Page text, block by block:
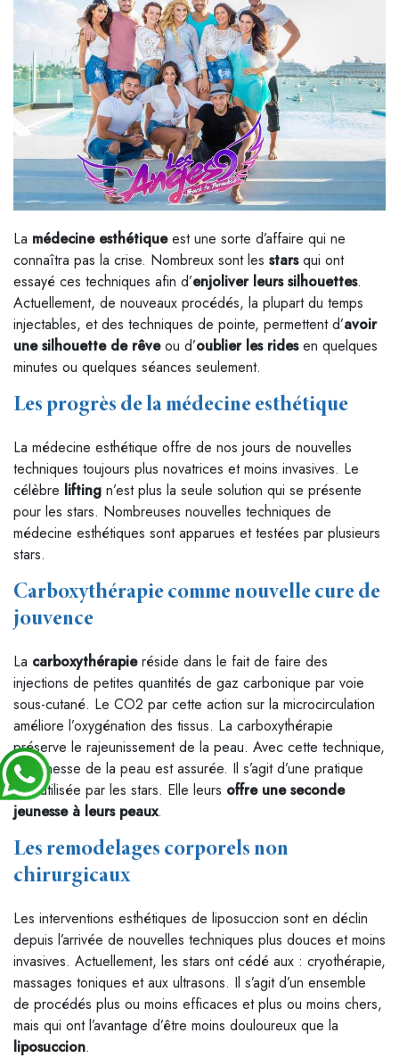
La médecine esthétiqueest une sorte d’affaire qui ne
connaîtra pas la crise. Nombreux sont les starsqui ont
essayé ces techniques afin d’enjoliver leurs silhouettes.
Actuellement, de nouveaux procédés, la plupart du temps
injectables, et des techniques de pointe, permettent d’avoir
une silhouette de rêveou d’oublier les ridesen quelques
minutes ou quelques séances seulement.
Les progrès de la médecine esthétique
La médecine esthétique offre de nos jours de nouvelles
techniques toujours plus novatrices et moins invasives. Le
célèbre lifting n’est plus la seule solution qui se présente
pour les stars. Nombreuses nouvelles techniques de
médecine esthétiques sont apparues et testées par plusieurs
stars.
Carboxythérapie comme nouvelle cure de
jouvence
La carboxythérapieréside dans le fait de faire des
injections de petites quantités de gaz carbonique par voie
sous-cutané. Le CO2 par cette action sur la microcirculation
améliore l’oxygénation des tissus. La carboxythérapie
préserve le rajeunissement de la peau. Avec cette technique,
la jeunesse de la peau est assurée. Il s’agit d’une pratique
très utilisée par les stars. Elle leurs offre une seconde
jeunesse à leurs peaux.
Les remodelages corporels non
chirurgicaux
Les interventions esthétiques de liposuccion sont en déclin
depuis l’arrivée de nouvelles techniques plus douces et moins
invasives. Actuellement, les stars ont cédé aux : cryothérapie,
massages toniques et aux ultrasons. Il s’agit d’un ensemble
de procédés plus ou moins efficaces et plus ou moins chers,
mais qui ont l’avantage d’être moins douloureux que la
liposuccion.